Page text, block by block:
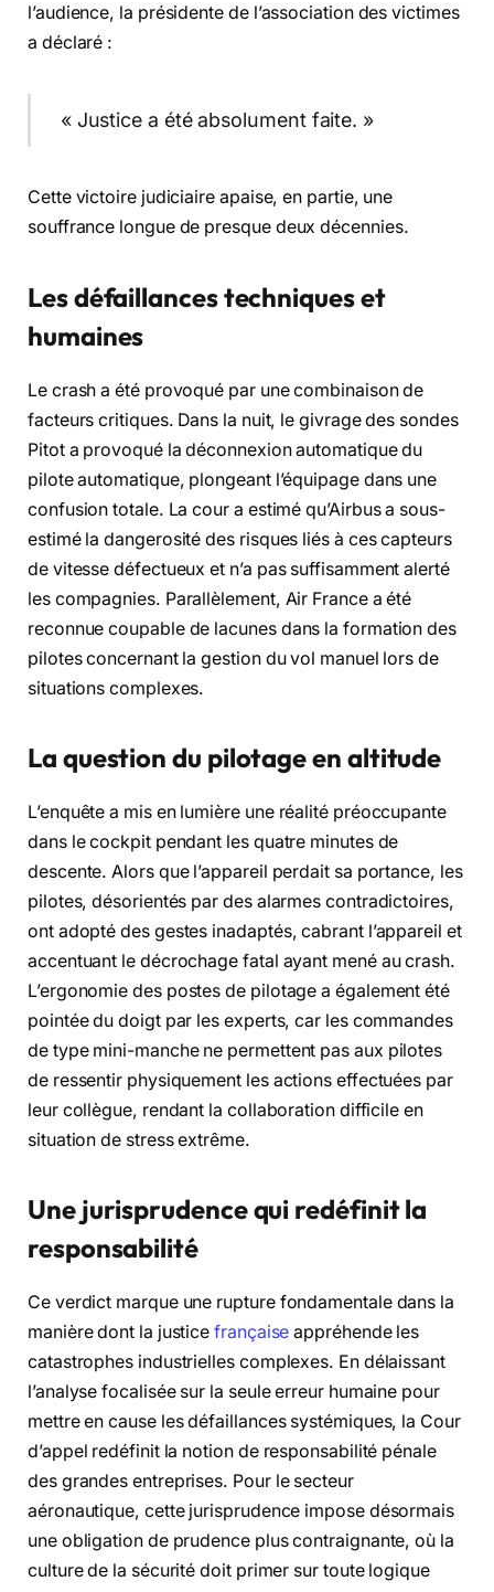
l’audience, la présidente de l’association des victimes
a déclaré :
« Justice a été absolument faite. »
Cette victoire judiciaire apaise, en partie, une
souffrance longue de presque deux décennies.
Les défaillances techniques et
humaines
Le crash a été provoqué par une combinaison de
facteurs critiques. Dans la nuit, le givrage des sondes
Pitot a provoqué la déconnexion automatique du
pilote automatique, plongeant l’équipage dans une
confusion totale. La cour a estimé qu’Airbus a sous-
estimé la dangerosité des risques liés à ces capteurs
de vitesse défectueux et n’a pas suffisamment alerté
les compagnies. Parallèlement, Air France a été
reconnue coupable de lacunes dans la formation des
pilotes concernant la gestion du vol manuel lors de
situations complexes.
La question du pilotage en altitude
L’enquête a mis en lumière une réalité préoccupante
dans le cockpit pendant les quatre minutes de
descente. Alors que l’appareil perdait sa portance, les
pilotes, désorientés par des alarmes contradictoires,
ont adopté des gestes inadaptés, cabrant l’appareil et
accentuant le décrochage fatal ayant mené au crash.
L’ergonomie des postes de pilotage a également été
pointée du doigt par les experts, car les commandes
de type mini-manche ne permettent pas aux pilotes
de ressentir physiquement les actions effectuées par
leur collègue, rendant la collaboration difficile en
situation de stress extrême.
Une jurisprudence qui redéfinit la
responsabilité
Ce verdict marque une rupture fondamentale dans la
manière dont la justicefrançaise appréhende les
catastrophes industrielles complexes. En délaissant
l’analyse focalisée sur la seule erreur humaine pour
mettre en cause les défaillances systémiques, la Cour
d’appel redéfinit la notion de responsabilité pénale
des grandes entreprises. Pour le secteur
aéronautique, cette jurisprudence impose désormais
une obligation de prudence plus contraignante, où la
culture de la sécurité doit primer sur toute logique